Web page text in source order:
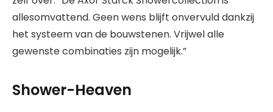
allesomvattend. Geen wens blijft onvervuld dankzij
het systeem van de bouwstenen. Vrijwel alle
gewenste combinaties zijn mogelijk.”
Shower-Heaven